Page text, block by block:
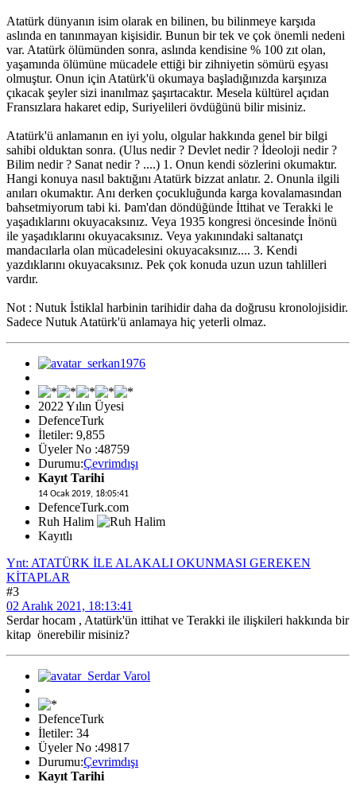
Atatürk dünyanın isim olarak en bilinen, bu bilinmeye karşıda
aslında en tanınmayan kişisidir. Bunun bir tek ve çok önemli nedeni
var. Atatürk ölümünden sonra, aslında kendisine % 100 zıt olan,
yaşamında ölümüne mücadele ettiği bir zihniyetin sömürü eşyası
olmuştur. Onun için Atatürk'ü okumaya başladığınızda karşınıza
çıkacak şeyler sizi inanılmaz şaşırtacaktır. Mesela kültürel açıdan
Fransızlara hakaret edip, Suriyelileri övdüğünü bilir misiniz.
Atatürk'ü anlamanın en iyi yolu, olgular hakkında genel bir bilgi
sahibi olduktan sonra. (Ulus nedir ? Devlet nedir ? İdeoloji nedir ?
Bilim nedir ? Sanat nedir ? ....) 1. Onun kendi sözlerini okumaktır.
Hangi konuya nasıl baktığını Atatürk bizzat anlatır. 2. Onunla ilgili
anıları okumaktır. Anı derken çocukluğunda karga kovalamasından
bahsetmiyorum tabi ki. Þam'dan döndüğünde İttihat ve Terakki le
yaşadıklarını okuyacaksınız. Veya 1935 kongresi öncesinde İnönü
ile yaşadıklarını okuyacaksınız. Veya yakınındaki saltanatçı
mandacılarla olan mücadelesini okuyacaksınız.... 3. Kendi
yazdıklarını okuyacaksınız. Pek çok konuda uzun uzun tahlilleri
vardır.
Not : Nutuk İstiklal harbinin tarihidir daha da doğrusu kronolojisidir.
Sadece Nutuk Atatürk'ü anlamaya hiç yeterli olmaz.
2022 Yılın Üyesi
DefenceTurk
İletiler: 9,855
Üyeler No :48759
Durumu:Çevrimdışı
Kayıt Tarihi
14 Ocak 2019, 18:05:41
DefenceTurk.com
Ruh Halim
Kayıtlı
Ynt: ATATÜRK İLE ALAKALI OKUNMASI GEREKEN
KİTAPLAR
#3
02 Aralık 2021, 18:13:41
Serdar hocam , Atatürk'ün ittihat ve Terakki ile ilişkileri hakkında bir
kitap önerebilir misiniz?
DefenceTurk
İletiler: 34
Üyeler No :49817
Durumu:Çevrimdışı
Kayıt Tarihi